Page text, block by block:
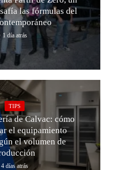
las fórmulas del
1 día atrás
TIPS
de Calvac: cómo
el equipamiento
el volumen de
4 días atrás